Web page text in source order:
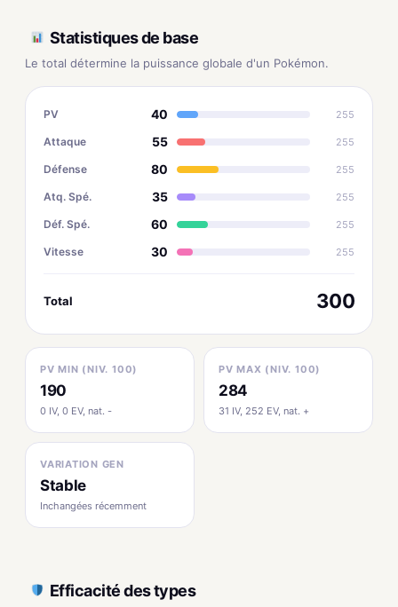
Statistiques de base
Le total détermine la puissance globale d'un Pokémon.
PV 40 255
Attaque 55 255
Défense 80 255
Atq. Spé. 35 255
Déf. Spé. 60 255
Vitesse 30 255
Total 300
PV MIN (NIV. 100)
190
0 IV, 0 EV, nat. -
PV MAX (NIV. 100)
284
31 IV, 252 EV, nat. +
VARIATION GEN
Stable
Inchangées récemment
Efficacité des types